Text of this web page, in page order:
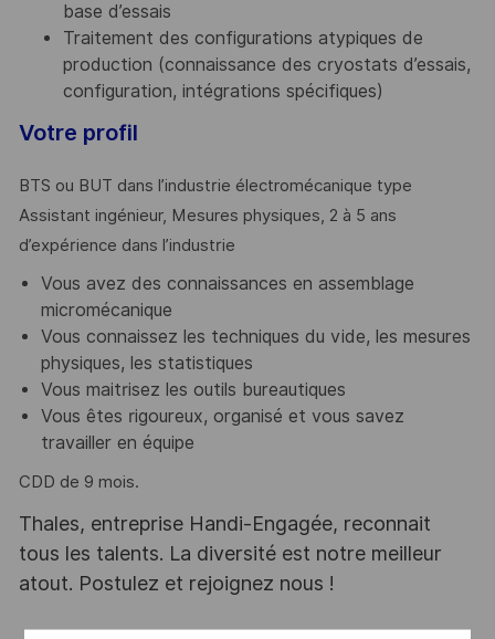
base d’essais
Traitement des configurations atypiques de
production (connaissance des cryostats d’essais,
configuration, intégrations spécifiques)
Votre profil
BTS ou BUT dans l’industrie électromécanique type
Assistant ingénieur, Mesures physiques, 2 à 5 ans
d’expérience dans l’industrie
Vous avez des connaissances en assemblage
micromécanique
Vous connaissez les techniques du vide, les mesures
physiques, les statistiques
Vous maitrisez les outils bureautiques
Vous êtes rigoureux, organisé et vous savez
travailler en équipe
CDD de 9 mois.
Thales, entreprise Handi-Engagée, reconnait
tous les talents. La diversité est notre meilleur
atout. Postulez et rejoignez nous !